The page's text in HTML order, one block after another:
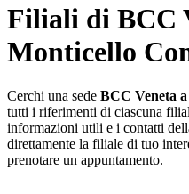
Filiali di BCC
Monticello
Cerchi una sede BCC Veneta
tutti i riferimenti di ciascuna
informazioni utili e i contatti
direttamente la filiale di tuo
prenotare un appuntamento.